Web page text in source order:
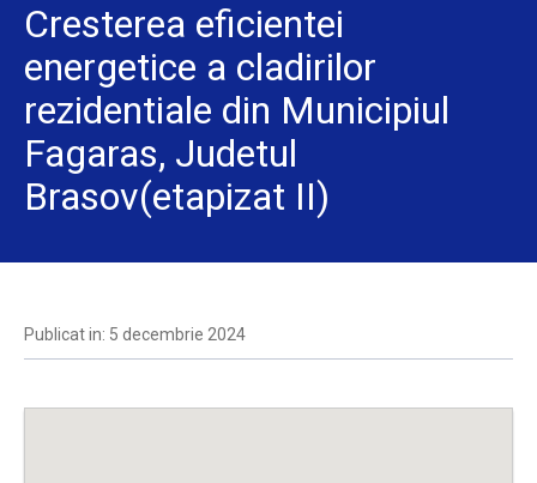
Cresterea eficientei
energetice a cladirilor
rezidentiale din Municipiul
Fagaras, Judetul
Brasov(etapizat II)
Publicat in: 5 decembrie 2024